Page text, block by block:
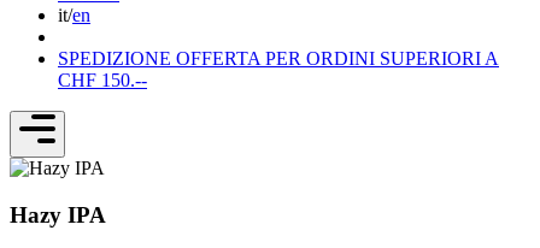
it/en
SPEDIZIONE OFFERTA PER ORDINI SUPERIORI A
CHF 150.--
Hazy IPA